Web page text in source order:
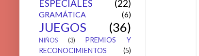
ESPECIALES
(22)
GRAMÁTICA (6)
JUEGOS (36)
NIÑOS (3)
PREMIOS Y
RECONOCIMIENTOS
(5)